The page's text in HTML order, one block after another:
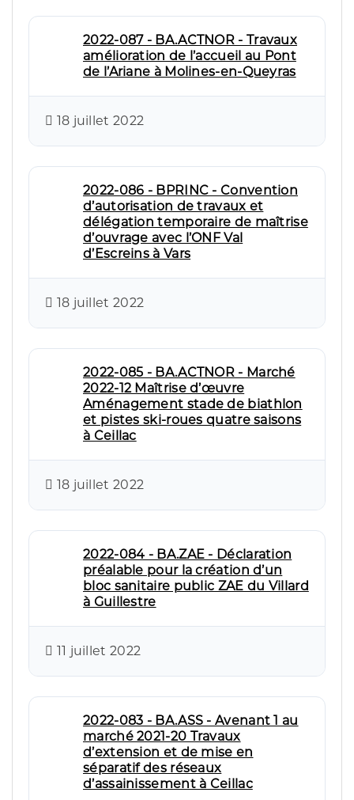
2022-087 - BA.ACTNOR - Travaux
amélioration de l’accueil au Pont
de l’Ariane à Molines-en-Queyras
18 juillet 2022
2022-086 - BPRINC - Convention
d’autorisation de travaux et
délégation temporaire de maîtrise
d’ouvrage avec l’ONF Val
d’Escreins à Vars
18 juillet 2022
2022-085 - BA.ACTNOR - Marché
2022-12 Maîtrise d’œuvre
Aménagement stade de biathlon
et pistes ski-roues quatre saisons
à Ceillac
18 juillet 2022
2022-084 - BA.ZAE - Déclaration
préalable pour la création d’un
bloc sanitaire public ZAE du Villard
à Guillestre
11 juillet 2022
2022-083 - BA.ASS - Avenant 1 au
marché 2021-20 Travaux
d’extension et de mise en
séparatif des réseaux
d’assainissement à Ceillac